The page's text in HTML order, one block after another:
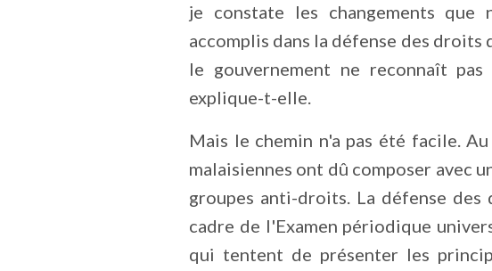
je constate les changements que
accomplis dans la défense des droits
le gouvernement ne reconnaît pas
explique-t-elle.
Mais le chemin n'a pas été facile.
malaisiennes ont dû composer avec
groupes anti-droits. La défense
cadre de l'Examen périodique
qui tentent de présenter les